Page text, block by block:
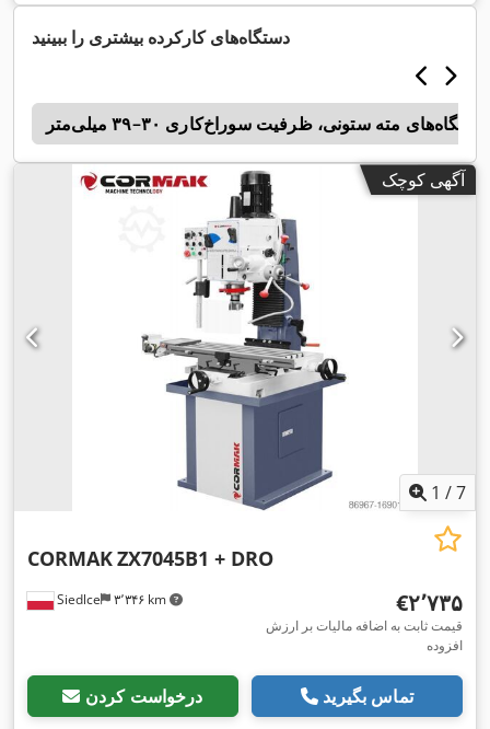
دستگاه‌های کارکرده بیشتری را ببینید
دستگاه‌های مته ستونی، ظرفیت سوراخ‌کاری ۳۰–۳۹ میلی‌متر
آگهی کوچک
1 /7
Siedlce ۳٬۳۴۶ km
CORMAKZX7045B1 + DRO
‎€۲٬۷۳۵
قیمت ثابت به اضافه مالیات بر ارزش
افزوده
درخواست کردن تماس بگیرید